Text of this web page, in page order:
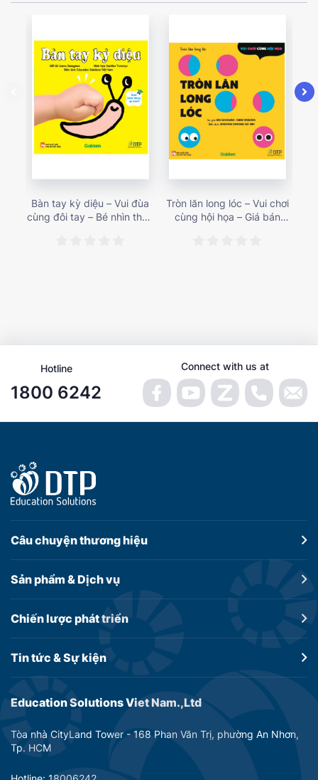
Bàn tay kỳ diệu – Vui đùa
cùng đôi tay – Bé nhìn thấy
Tròn lăn long lóc – Vui chơi
cùng hội họa – Giá bán
Hotline
1800 6242
Connect with us at
Education Solutions Viet Nam.,Ltd
Tòa nhà CityLand Tower - 168 Phan Văn Trị, phường An Nhơn,
Tp. HCM
Câu chuyệnthương hiệu
Sản phẩm &Dịch vụ
Chiến lược phát triển
Tin tức &Sự kiện